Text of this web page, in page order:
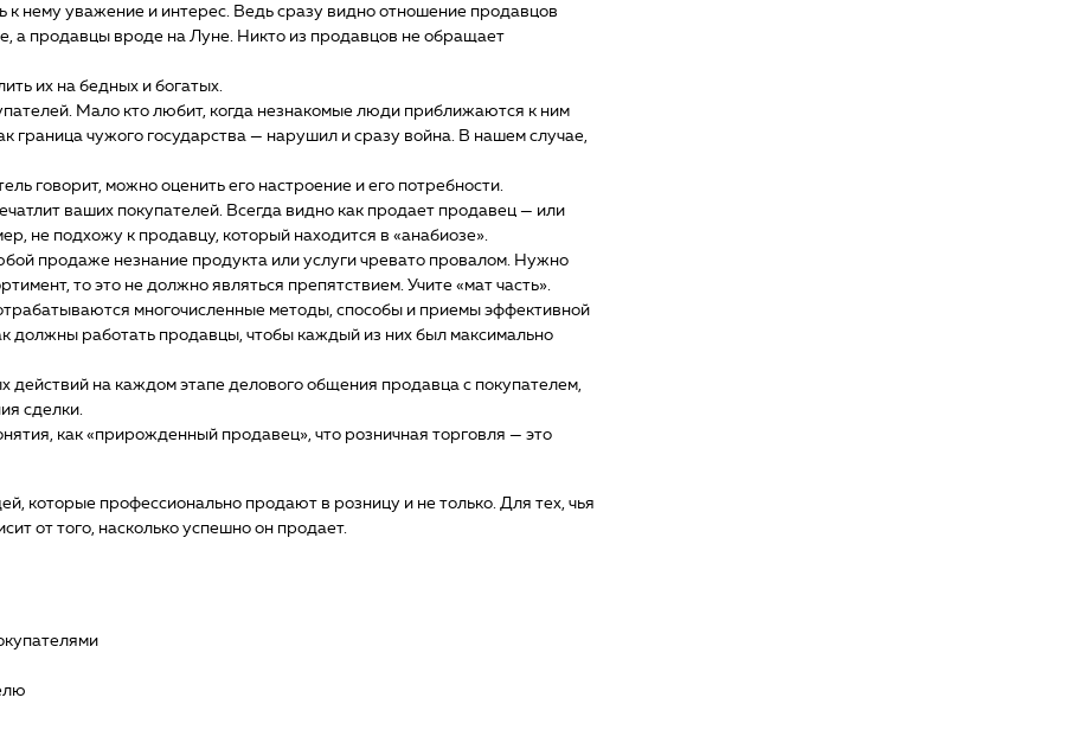
к нему уважение и интерес. Ведь сразу видно отношение продавцов
а продавцы вроде на Луне. Никто из продавцов не обращает
их на бедных и богатых.
Мало кто любит, когда незнакомые люди приближаются к ним
граница чужого государства — нарушил и сразу война. В нашем случае,
говорит, можно оценить его настроение и его потребности.
ваших покупателей. Всегда видно как продает продавец — или
не подхожу к продавцу, который находится в «анабиозе».
продаже незнание продукта или услуги чревато провалом. Нужно
то это не должно являться препятствием. Учите «мат часть».
многочисленные методы, способы и приемы эффективной
должны работать продавцы, чтобы каждый из них был максимально
действий на каждом этапе делового общения продавца с покупателем,
сделки.
как «прирожденный продавец», что розничная торговля — это
которые профессионально продают в розницу и не только. Для тех, чья
от того, насколько успешно он продает.